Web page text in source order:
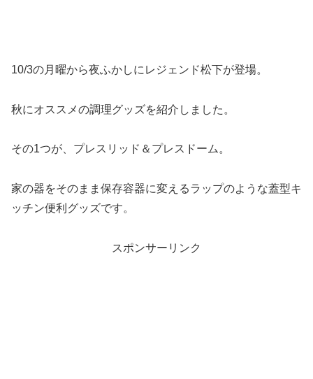
10/3の月曜から夜ふかしにレジェンド松下が登場。
秋にオススメの調理グッズを紹介しました。
その1つが、プレスリッド＆プレスドーム。
家の器をそのまま保存容器に変えるラップのような蓋型キ
ッチン便利グッズです。
スポンサーリンク